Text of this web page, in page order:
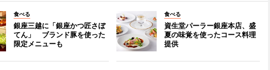
食べる
銀座三越に「銀座かつ匠さぼ
てん」 ブランド豚を使った
限定メニューも
食べる
資生堂パーラー銀座本店、盛
夏の味覚を使ったコース料理
提供